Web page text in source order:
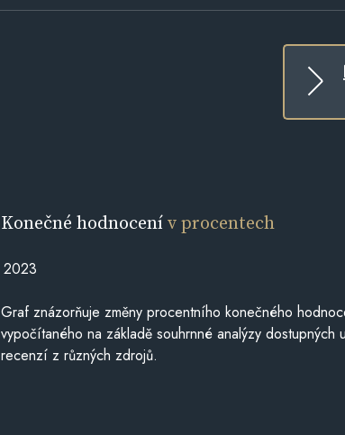
Konečné hodnocenív procentech
2023
Graf znázorňuje změny procentního konečného
vypočítaného na základě souhrnné analýzy dostupných
recenzí z různých zdrojů.